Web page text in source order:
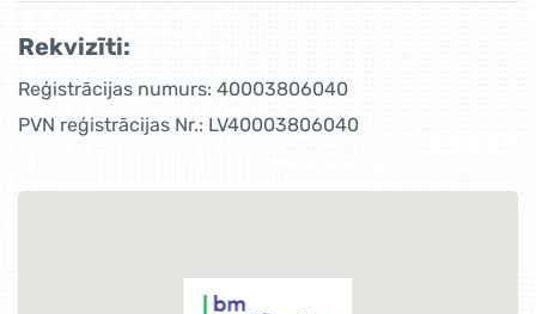
Rekvizīti:
Reģistrācijas numurs: 40003806040
PVN reģistrācijas Nr.: LV40003806040